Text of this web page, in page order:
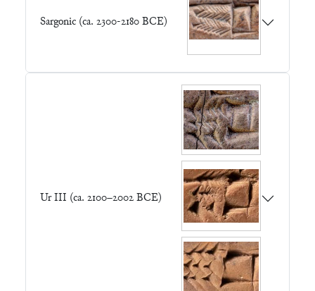
Sargonic (ca. 2300-2180 BCE)
Ur III (ca. 2100–2002 BCE)